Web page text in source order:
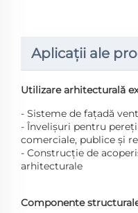
Aplicații ale
Utilizare arhitecturală
- Sisteme de fațadă
- Învelișuri pentru
comerciale, publice și
- Construcție de
arhitecturale
Componente